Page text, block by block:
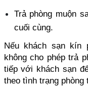
Trả phòng muộn
cuối cùng.
Nếu khách sạn kín
không cho phép trả
tiếp với khách sạn
theo tình trạng phòng